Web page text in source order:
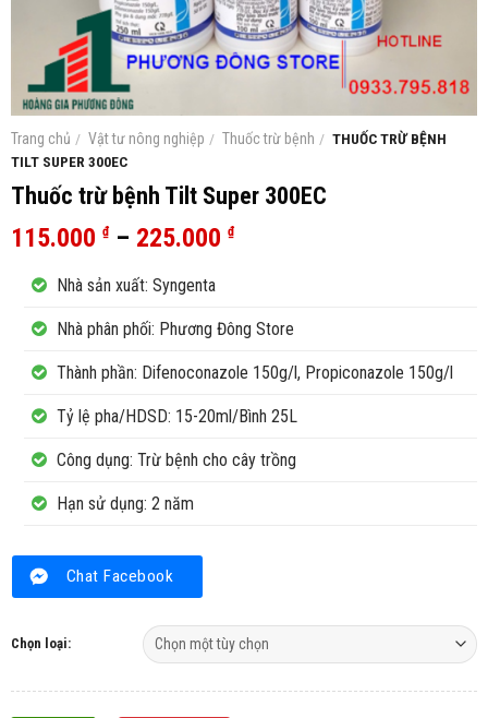
Trang chủ / Vật tư nông nghiệp / Thuốc trừ bệnh / THUỐC TRỪ BỆNH
TILT SUPER 300EC
Thuốc trừ bệnh Tilt Super 300EC
115.000 ₫ – 225.000 ₫
Nhà sản xuất: Syngenta
Nhà phân phối: Phương Đông Store
Thành phần: Difenoconazole 150g/l, Propiconazole 150g/l
Tỷ lệ pha/HDSD: 15-20ml/Bình 25L
Công dụng: Trừ bệnh cho cây trồng
Hạn sử dụng: 2 năm
Chat Facebook
Chọn loại: